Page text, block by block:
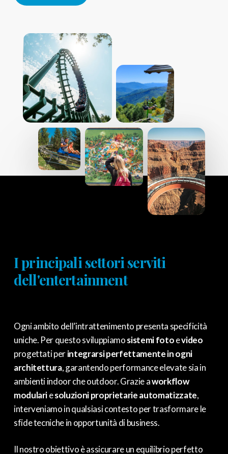
I principali settori serviti
dell'entertainment
Ogni ambito dell’intrattenimento presenta specificità
uniche. Per questo sviluppiamosistemi fotoevideo
progettati perintegrarsi perfettamente in ogni
architettura, garantendo performance elevate sia in
ambienti indoor che outdoor. Grazie aworkflow
modulariesoluzioni proprietarie automatizzate,
interveniamo in qualsiasi contesto per trasformare le
sfide tecniche in opportunità di business.
Il nostro obiettivo è assicurare un equilibrio perfetto